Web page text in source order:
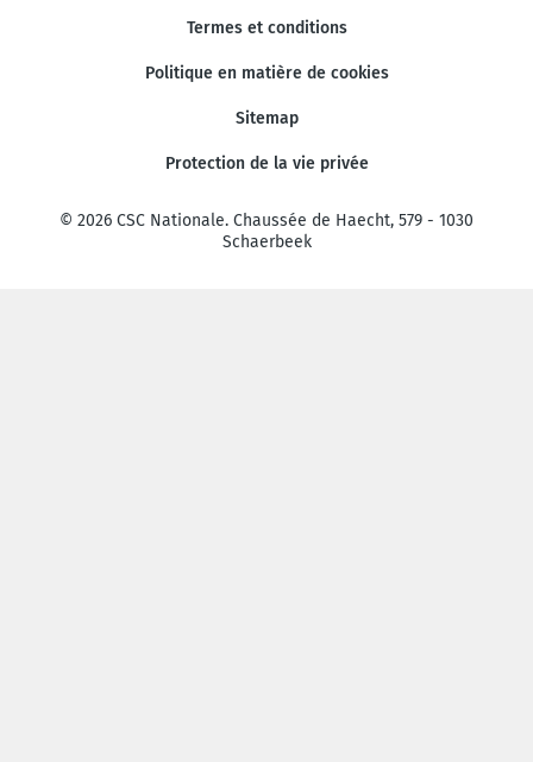
Termes et conditions
Politique en matière de cookies
Sitemap
Protection de la vie privée
© 2026 CSC Nationale. Chaussée de Haecht, 579 - 1030
Schaerbeek